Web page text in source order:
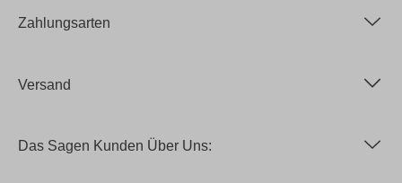
Zahlungsarten
Versand
Das Sagen Kunden Über Uns: